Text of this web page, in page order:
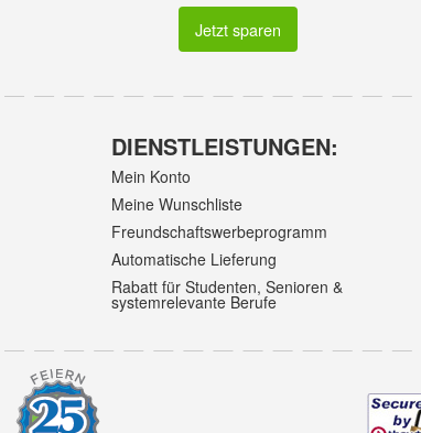
Jetzt sparen
DIENSTLEISTUNGEN:
Mein Konto
Meine Wunschliste
Freundschaftswerbeprogramm
Automatische Lieferung
Rabatt für Studenten, Senioren &
systemrelevante Berufe